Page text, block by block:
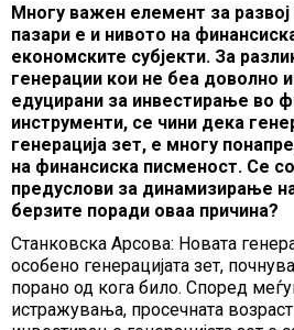
Многу важен елемент за
пазари е и нивото на
економските субјекти. За
генерации кои не беа доволно
едуцирани за инвестирање во
инструменти, се чини дека
генерација зет, е многу
на финансиска писменост. Се
предуслови за динамизирање
берзите поради оваа причина?
Станковска Арсова: Новата
особено генерацијата зет,
порано од кога било. Според
истражувања, просечната